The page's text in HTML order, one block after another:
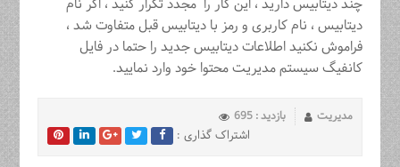
چند دیتابیس دارید ، این کار را مجدد تکرار کنید ، اگر نام
دیتابیس ، نام کاربری و رمز با دیتابیس قبل متفاوت شد ،
فراموش نکنید اطلاعات دیتابیس جدید را حتما در فایل
کانفیگ سیستم مدیریت محتوا خود وارد نمایید.
مدیریت بازدید : 695
اشتراک گذاری :